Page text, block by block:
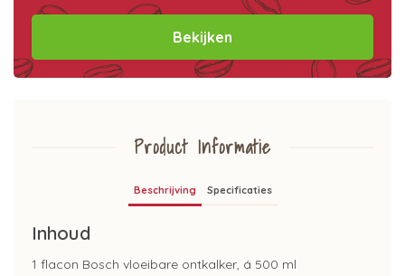
Bekijken
Product Informatie
Beschrijving Specificaties
Inhoud
1 flacon Bosch vloeibare ontkalker, á 500 ml